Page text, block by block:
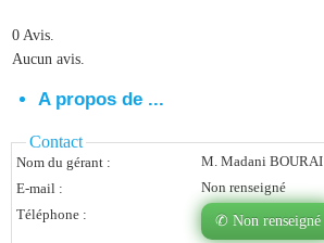
Pourquoi Nous Faire Confiance ?
Comment Ça Marche ?
Quels Bénéfices Pour Ma Société ?
Témoignages Adhérents
0 Avis.
Aucun avis.
A propos de ...
Contact
Nom du gérant :
M. Madani BOURAI
E-mail :
Non renseigné
Téléphone :
✆ Non renseigné